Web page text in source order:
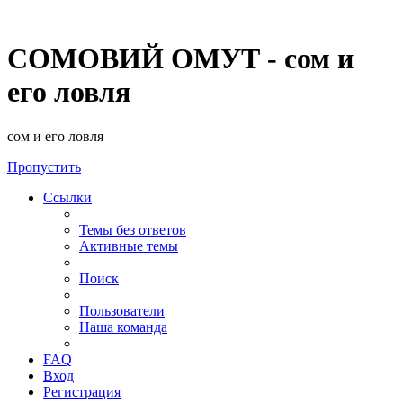
СОМОВИЙ ОМУТ - сом и
его ловля
сом и его ловля
Пропустить
Ссылки
Темы без ответов
Активные темы
Поиск
Пользователи
Наша команда
FAQ
Вход
Регистрация